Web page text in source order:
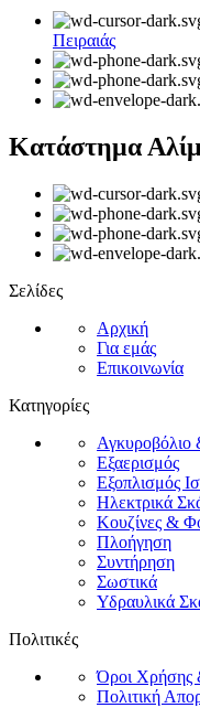
Πειραιάς
Κατάστημα
Σελίδες
Αρχική
Για εμάς
Επικοινωνία
Κατηγορίες
Αγκυροβόλιο
Εξαερισμός
Εξοπλισμός
Ηλεκτρικά
Κουζίνες &
Πλοήγηση
Συντήρηση
Σωστικά
Υδραυλικά
Πολιτικές
Όροι Χρήσης
Πολιτική